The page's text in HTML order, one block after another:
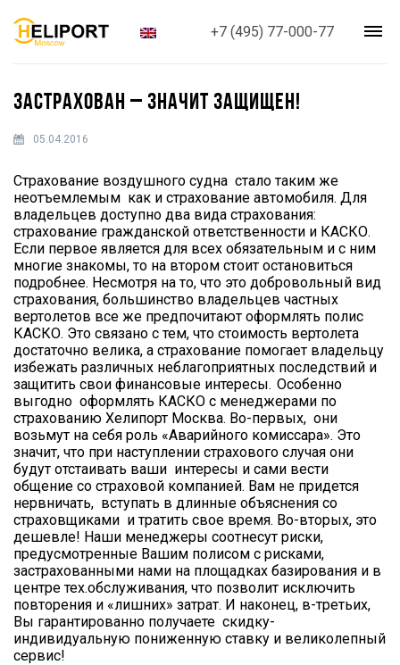
+7 (495) 77-000-77
ЗАСТРАХОВАН – ЗНАЧИТ ЗАЩИЩЕН!
05.04.2016
Страхование воздушного судна стало таким же
неотъемлемым как и страхование автомобиля. Для
владельцев доступно два вида страхования:
страхование гражданской ответственности и КАСКО.
Если первое является для всех обязательным и с ним
многие знакомы, то на втором стоит остановиться
подробнее. Несмотря на то, что это добровольный вид
страхования, большинство владельцев частных
вертолетов все же предпочитают оформлять полис
КАСКО. Это связано с тем, что стоимость вертолета
достаточно велика, а страхование помогает владельцу
избежать различных неблагоприятных последствий и
защитить свои финансовые интересы. Особенно
выгодно оформлять КАСКО с менеджерами по
страхованию Хелипорт Москва. Во-первых, они
возьмут на себя роль «Аварийного комиссара». Это
значит, что при наступлении страхового случая они
будут отстаивать ваши интересы и сами вести
общение со страховой компанией. Вам не придется
нервничать, вступать в длинные объяснения со
страховщиками и тратить свое время. Во-вторых, это
дешевле! Наши менеджеры соотнесут риски,
предусмотренные Вашим полисом с рисками,
застрахованными нами на площадках базирования и в
центре тех.обслуживания, что позволит исключить
повторения и «лишних» затрат. И наконец, в-третьих,
Вы гарантированно получаете скидку-
индивидуальную пониженную ставку и великолепный
сервис!